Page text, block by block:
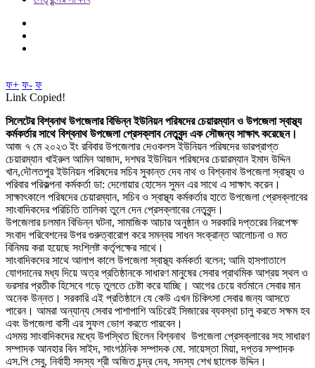
ফ+ ফ- ফ
Link Copied!
সিলেটের বিশ্বনাথ উপজেলার বিভিন্ন ইউনিয়ন পরিষদের চেয়ারম্যান ও উপজেলা স্বাস্থ্য
কর্মকর্তার সাথে বিশ্বনাথ উপজেলা প্রেসক্লাব নেতৃবৃন্দ এক সৌজন্য সাক্ষাৎ করেছেন।
আজ ৭ মে ২০২৩ ইং রবিবার উপজেলার দেওকলস ইউনিয়ন পরিষদের ভারপ্রাপ্ত
চেয়ারম্যান খাইরুল আমিন আজাদ, দশঘর ইউনিয়ন পরিষদের চেয়ারম্যান ইমাদ উদ্দিন
খান,দৌলতপুর ইউনিয়ন পরিষদের সচিব সুকান্ত দেব নাথ ও বিশ্বনাথ উপজেলা স্বাস্থ্য ও
পরিবার পরিকল্পনা কর্মকর্তা ডা: দেলোয়ার হোসেন সুমন এর সাথে এ সাক্ষাৎ করেন।
সাক্ষাৎকালে পরিষদের চেয়ারম্যান, সচিব ও স্বাস্থ্য কর্মকর্তার হাতে উপজেলা প্রেসক্লাবের
সাংবাদিকদের পরিচিতি তালিকা তুলে দেন প্রেসক্লাবের নেতৃবৃন্দ।
উপজেলার চলমান বিভিন্ন ঘটনা, সামাজিক আচার অনুষ্ঠান ও সরকারি দপ্তরের নিরপেক্ষ
সংবাদ পরিবেশনের উপর গুরুত্বারোপ করে সমন্বয় সাধন সংক্রান্ত আলোচনা ও মত
বিনিময় করা হয়েছে সংশ্লিষ্ট কর্তৃপক্ষের সাথে।
সাংবাদিকদের সাথে আলাপ কালে উপজেলা স্বাস্থ্য কর্মকর্তা বলেন; আমি হাসপাতালে
যোগদানের মধ্য দিয়ে অত্র প্রতিষ্ঠানকে সাধারণ মানুষের সেবার প্রাথমিক আশ্রয় স্থল ও
ভরসার প্রতীক হিসেবে গড়ে তুলতে চেষ্টা করে যাচ্ছি। আগের চেয়ে বর্তমানে সেবার মান
অনেক উন্নত। সরকারি এই প্রতিষ্ঠানে যে কেউ এখন চিকিৎসা সেবার জন্য আসতে
পারেন। আমরা অন্যান্য সেবার পাশাপাশি অচিরেই সিজারের ব্যবস্থা চালু করতে সক্ষম হব
এবং উপজেলা বাসী এর সুফল ভোগ করতে পারবেন।
এসময় সাংবাদিকদের মধ্যে উপস্থিত ছিলেন বিশ্বনাথ উপজেলা প্রেসক্লাবের সহ সাধারণ
সম্পাদক আনহার বিন সাইদ, সাংগঠনিক সম্পাদক মো. সায়েস্তা মিয়া, দপ্তর সম্পাদক
এস.পি সেবু, নির্বাহী সদস্য শ্রী অজিত চন্দ্র দেব, সদস্য শেখ ছালেক উদ্দিন।